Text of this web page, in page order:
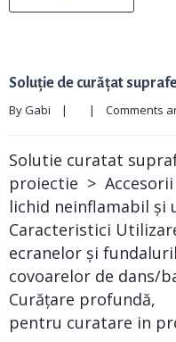
Soluție de curățat
By Gabi | | Comments
Solutie curatat
proiectie >
lichid neinflamabil și
Caracteristici
ecranelor și
covoarelor de dans/
Curățare
pentru curatare in